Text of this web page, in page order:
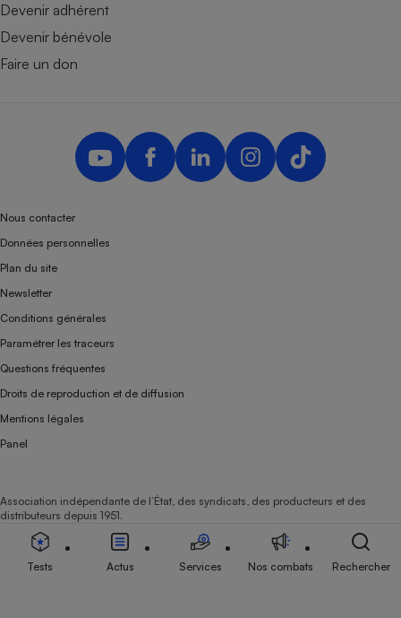
Devenir adhérent
Devenir bénévole
Faire un don
Nous contacter
Données personnelles
Plan du site
Newsletter
Conditions générales
Paramétrer les traceurs
Questions fréquentes
Droits de reproduction et de diffusion
Mentions légales
Panel
Association indépendante de l’État, des syndicats, des producteurs et des
distributeurs depuis 1951.
Tests Actus Services Nos combats Rechercher